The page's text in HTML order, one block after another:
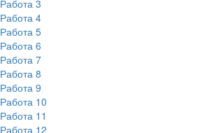
Работа 3
Работа 4
Работа 5
Работа 6
Работа 7
Работа 8
Работа 9
Работа 10
Работа 11
Работа 12